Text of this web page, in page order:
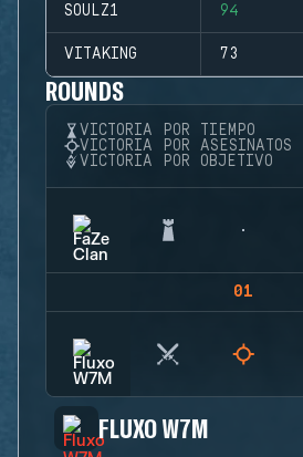
SOULZ1 94
VITAKING 73
ROUNDS
VICTORIA POR TIEMPO
VICTORIA POR ASESINATOS
VICTORIA POR OBJETIVO
01
FLUXO W7M